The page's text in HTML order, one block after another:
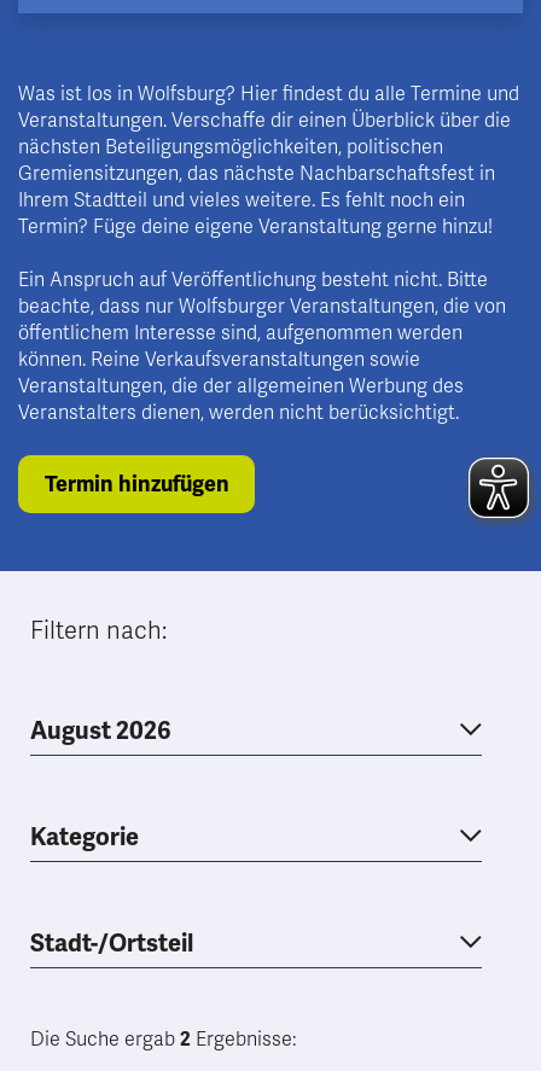
Was ist los in Wolfsburg? Hier findest du alle Termine und
Veranstaltungen. Verschaffe dir einen Überblick über die
nächsten Beteiligungsmöglichkeiten, politischen
Gremiensitzungen, das nächste Nachbarschaftsfest in
Ihrem Stadtteil und vieles weitere. Es fehlt noch ein
Termin? Füge deine eigene Veranstaltung gerne hinzu!
Ein Anspruch auf Veröffentlichung besteht nicht. Bitte
beachte, dass nur Wolfsburger Veranstaltungen, die von
öffentlichem Interesse sind, aufgenommen werden
können. Reine Verkaufsveranstaltungen sowie
Veranstaltungen, die der allgemeinen Werbung des
Veranstalters dienen, werden nicht berücksichtigt.
Termin hinzufügen
Filtern nach:
August 2026
Kategorie
Stadt-/Ortsteil
Die Suche ergab 2 Ergebnisse: